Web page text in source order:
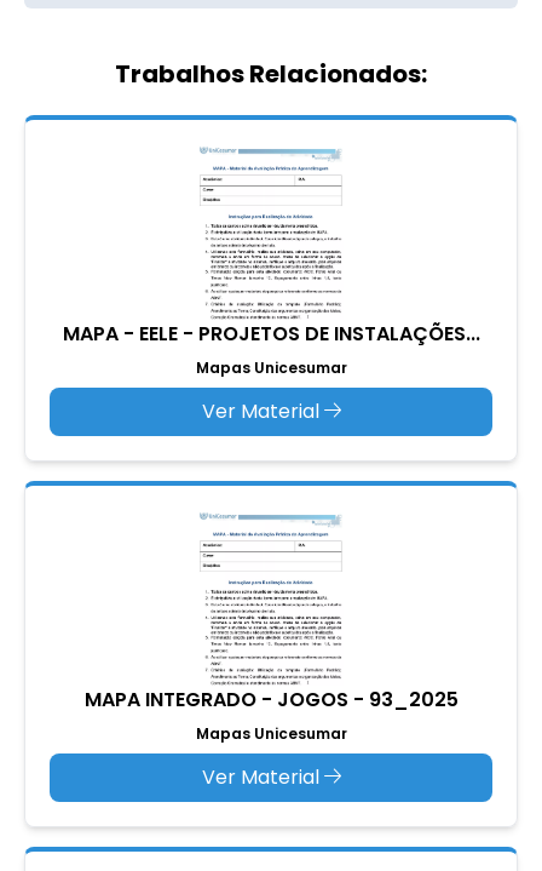
Trabalhos Relacionados:
MAPA - EELE - PROJETOS DE INSTALAÇÕES...
Mapas Unicesumar
Ver Material
MAPA INTEGRADO - JOGOS - 93_2025
Mapas Unicesumar
Ver Material